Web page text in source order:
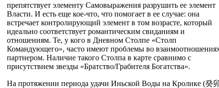
препятствует элементу Самовыражения разрушить ее элемент
Власти. И есть еще кое-что, что помогает в ее случае: она
встречает контролирующий элемент в том возрасте, который
идеально соответствует романтическим свиданиям и
отношениям. Те, у кого в Дневном Столпе «Столп
Командующего», часто имеют проблемы во
партнером. Наличие такого Столпа в карте сравнимо с
присутствием звезды «Братство/Грабителя Богатства».
На протяжении периода удачи Иньской Воды на Кролике (癸